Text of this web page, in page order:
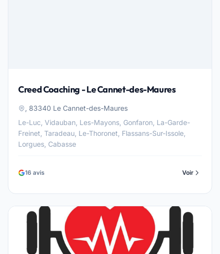
Creed Coaching - Le Cannet-des-Maures
, 83340 Le Cannet-des-Maures
Le-Luc, Vidauban, Les-Mayons, Gonfaron, La-Garde-
Freinet, Taradeau, Le-Thoronet, Flassans-Sur-Issole,
Lorgues, Cabasse
16 avis Voir